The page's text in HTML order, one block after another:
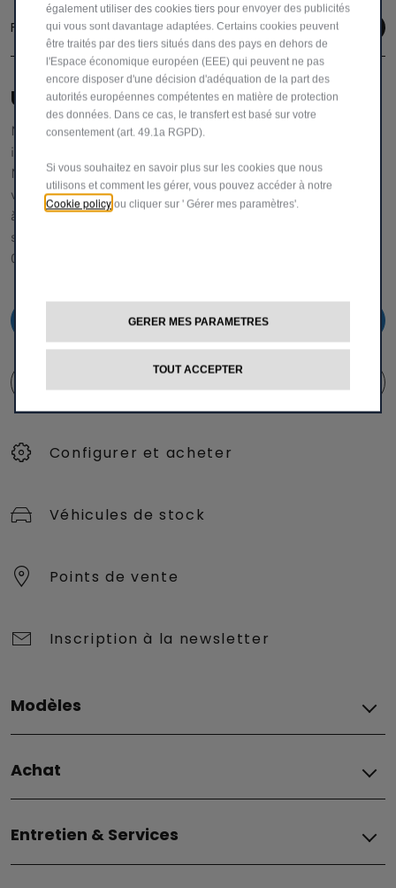
Follow us
UNE ÉQUIPE DÉDIÉE POUR VOUS AIDER
Notre service clientèle vous fournira toutes les
informations et l'assistance dont vous avez besoin.
N'hésitez pas à demander des détails spécifiques sur nos
véhicules,
à nous faire part de vos réclamations ou de vos
suggestions pour améliorer notre service.
00 800 342 800 00
00 800 342 800 00
Configurer et acheter
Véhicules de stock
Points de vente
Inscription à la newsletter
Modèles
Grizzly
Grizzly Fastback
Grande Panda Hybrid
Grande Panda Électrique
Achat
Financement
Entretien & Services
également utiliser des cookies tiers pour envoyer des publicités
qui vous sont davantage adaptées. Certains cookies peuvent
être traités par des tiers situés dans des pays en dehors de
l'Espace économique européen (EEE) qui peuvent ne pas
encore disposer d'une décision d'adéquation de la part des
autorités européennes compétentes en matière de protection
des données. Dans ce cas, le transfert est basé sur votre
consentement (art. 49.1a RGPD).
Si vous souhaitez en savoir plus sur les cookies que nous
utilisons et comment les gérer, vous pouvez accéder à notre
Cookie policy ou cliquer sur ' Gérer mes paramètres'.
GERER MES PARAMETRES
TOUT ACCEPTER